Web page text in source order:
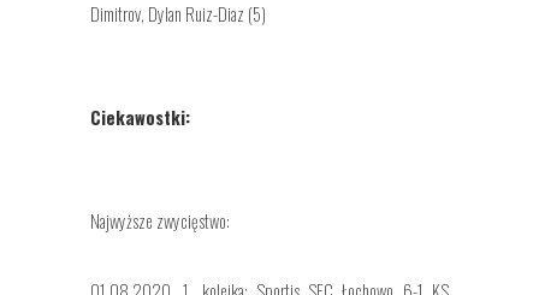
Dimitrov, Dylan Ruiz-Diaz (5)
Ciekawostki:
Najwyższe zwycięstwo: